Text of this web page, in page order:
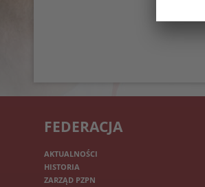
FEDERACJA
AKTUALNOŚCI
HISTORIA
ZARZĄD PZPN